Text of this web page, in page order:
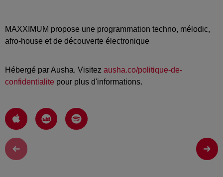
MAXXIMUM propose une programmation techno, mélodic,
afro-house et de découverte électronique
Hébergé par Ausha. Visitez ausha.co/politique-de-
confidentialite pour plus d'informations.